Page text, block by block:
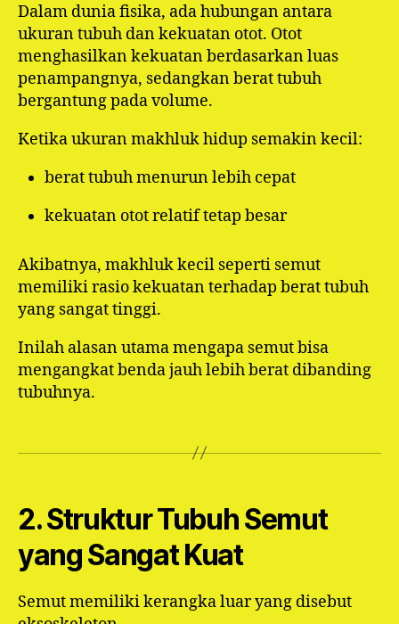
Dalam dunia fisika, ada hubungan antara
ukuran tubuh dan kekuatan otot. Otot
menghasilkan kekuatan berdasarkan luas
penampangnya, sedangkan berat tubuh
bergantung pada volume.
Ketika ukuran makhluk hidup semakin kecil:
berat tubuh menurun lebih cepat
kekuatan otot relatif tetap besar
Akibatnya, makhluk kecil seperti semut
memiliki rasio kekuatan terhadap berat tubuh
yang sangat tinggi.
Inilah alasan utama mengapa semut bisa
mengangkat benda jauh lebih berat dibanding
tubuhnya.
2. Struktur Tubuh Semut
yang Sangat Kuat
Semut memiliki kerangka luar yang disebut